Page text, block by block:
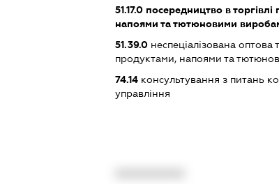
51.17.0 посередництво в
напоями та тютюновими
51.39.0 неспеціалізована оптова
продуктами, напоями та
74.14 консультування з питань
управління